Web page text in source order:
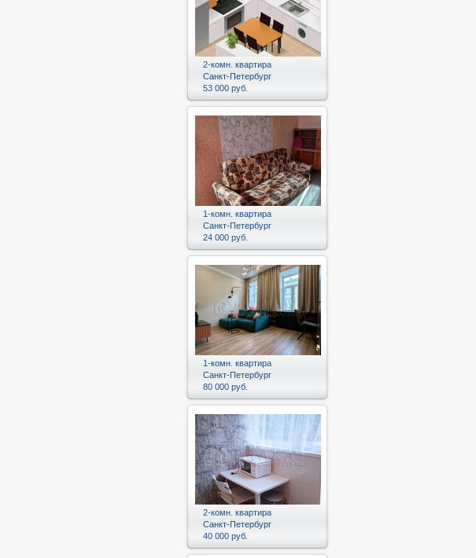
2-комн. квартира
Санкт-Петербург
53 000 руб.
1-комн. квартира
Санкт-Петербург
24 000 руб.
1-комн. квартира
Санкт-Петербург
80 000 руб.
2-комн. квартира
Санкт-Петербург
40 000 руб.